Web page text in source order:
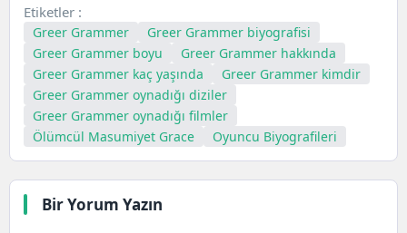
Etiketler :
Greer Grammer
Greer Grammer biyografisi
Greer Grammer boyu
Greer Grammer hakkında
Greer Grammer kaç yaşında
Greer Grammer kimdir
Greer Grammer oynadığı diziler
Greer Grammer oynadığı filmler
Ölümcül Masumiyet Grace
Oyuncu Biyografileri
Bir Yorum Yazın